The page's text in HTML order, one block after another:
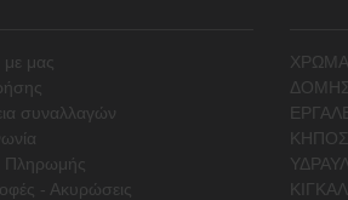
με μας
συναλλαγών
Πληρωμής
- Ακυρώσεις
ΚΗΠΟΣ